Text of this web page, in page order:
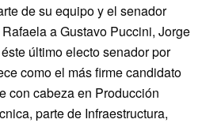
de su equipo y el senador
a Gustavo Puccini, Jorge
último electo senador por
como el más firme candidato
con cabeza en Producción
parte de Infraestructura,